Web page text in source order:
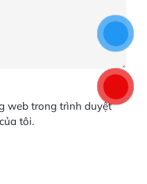
web trong trình duyệt
tôi.